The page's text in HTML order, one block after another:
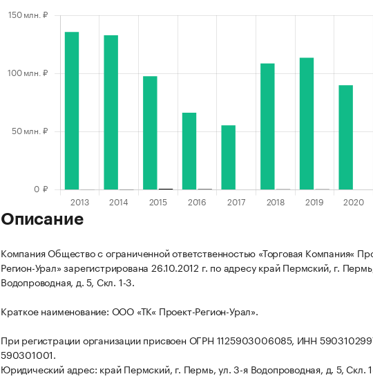
Описание
Компания Общество с ограниченной ответственностью «Торговая Компания«
Регион-Урал» зарегистрирована 26.10.2012 г. по адресу край Пермский, г.
Водопроводная, д. 5, Скл. 1-3.
Краткое наименование: ООО «ТК« Проект-Регион-Урал».
При регистрации организации присвоен ОГРН 1125903006085, ИНН
590301001.
Юридический адрес: край Пермский, г. Пермь, ул. 3-я Водопроводная, д. 5, Скл.